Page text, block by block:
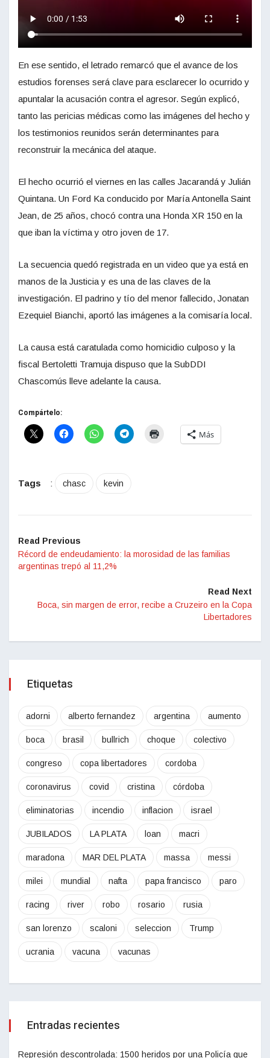
En ese sentido, el letrado remarcó que el avance de los
estudios forenses será clave para esclarecer lo ocurrido y
apuntalar la acusación contra el agresor. Según explicó,
tanto las pericias médicas como las imágenes del hecho y
los testimonios reunidos serán determinantes para
reconstruir la mecánica del ataque.
El hecho ocurrió el viernes en las calles Jacarandá y Julián
Quintana. Un Ford Ka conducido por María Antonella Saint
Jean, de 25 años, chocó contra una Honda XR 150 en la
que iban la víctima y otro joven de 17.
La secuencia quedó registrada en un video que ya está en
manos de la Justicia y es una de las claves de la
investigación. El padrino y tío del menor fallecido, Jonatan
Ezequiel Bianchi, aportó las imágenes a la comisaría local.
La causa está caratulada como homicidio culposo y la
fiscal Bertoletti Tramuja dispuso que la SubDDI
Chascomús lleve adelante la causa.
Compártelo:
Más
Tags : chasc kevin
Read Previous
Récord de endeudamiento: la morosidad de las familias
argentinas trepó al 11,2%
Read Next
Boca, sin margen de error, recibe a Cruzeiro en la Copa
Libertadores
Etiquetas
adorni alberto fernandez argentina aumento
boca brasil bullrich choque colectivo
congreso copa libertadores cordoba
coronavirus covid cristina córdoba
eliminatorias incendio inflacion israel
JUBILADOS LA PLATA loan macri
maradona MAR DEL PLATA massa messi
milei mundial nafta papa francisco paro
racing river robo rosario rusia
san lorenzo scaloni seleccion Trump
ucrania vacuna vacunas
Entradas recientes
Represión descontrolada: 1500 heridos por una Policía que